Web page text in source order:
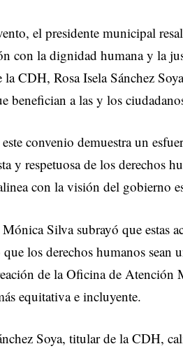
el presidente municipal
con la dignidad humana y la
la CDH, Rosa Isela Sánchez
benefician a las y los
convenio demuestra un
y respetuosa de los derechos
con la visión del gobierno
Silva subrayó que estas
que los derechos humanos
de la Oficina de Atención
equitativa e incluyente.
Soya, titular de la CDH,